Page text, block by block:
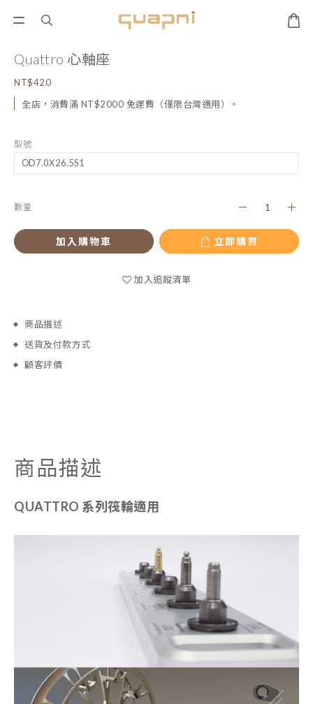
Quattro 心軸座
NT$420
全店，消費滿 NT$2000 免運費（僅限台灣適用）。
型號
數量
加入購物車 立即購買
加入追蹤清單
商品描述
送貨及付款方式
顧客評價
商品描述
QUATTRO 系列筏輪適用